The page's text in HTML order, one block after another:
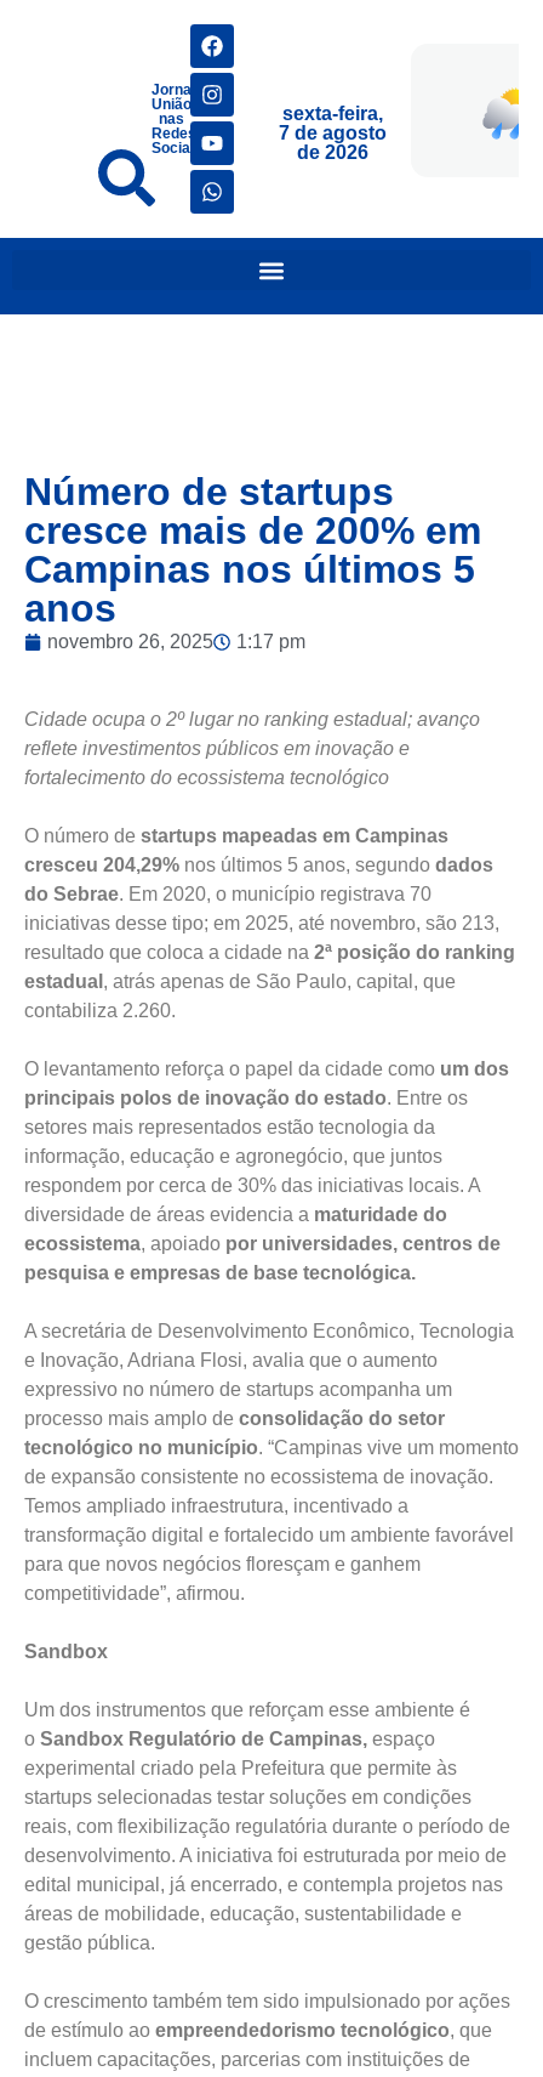
Jornais
União
nas
Redes
Sociais
sexta-feira,
7 de agosto
de 2026
Número de startups
cresce mais de 200% em
Campinas nos últimos 5
anos
novembro 26, 2025 1:17 pm
Cidade ocupa o 2º lugar no ranking estadual; avanço
reflete investimentos públicos em inovação e
fortalecimento do ecossistema tecnológico
O número de startups mapeadas em Campinas
cresceu 204,29% nos últimos 5 anos, segundo dados
do Sebrae. Em 2020, o município registrava 70
iniciativas desse tipo; em 2025, até novembro, são 213,
resultado que coloca a cidade na 2ª posição do ranking
estadual , atrás apenas de São Paulo, capital, que
contabiliza 2.260.
O levantamento reforça o papel da cidade como um dos
principais polos de inovação do estado. Entre os
setores mais representados estão tecnologia da
informação, educação e agronegócio, que juntos
respondem por cerca de 30% das iniciativas locais. A
diversidade de áreas evidencia a maturidade do
ecossistema, apoiado por universidades, centros de
pesquisa e empresas de base tecnológica.
A secretária de Desenvolvimento Econômico, Tecnologia
e Inovação, Adriana Flosi, avalia que o aumento
expressivo no número de startups acompanha um
processo mais amplo de consolidação do setor
tecnológico no município. “Campinas vive um momento
de expansão consistente no ecossistema de inovação.
Temos ampliado infraestrutura, incentivado a
transformação digital e fortalecido um ambiente favorável
para que novos negócios floresçam e ganhem
competitividade”, afirmou.
Sandbox
Um dos instrumentos que reforçam esse ambiente é
o Sandbox Regulatório de Campinas, espaço
experimental criado pela Prefeitura que permite às
startups selecionadas testar soluções em condições
reais, com flexibilização regulatória durante o período de
desenvolvimento. A iniciativa foi estruturada por meio de
edital municipal, já encerrado, e contempla projetos nas
áreas de mobilidade, educação, sustentabilidade e
gestão pública.
O crescimento também tem sido impulsionado por ações
de estímulo ao empreendedorismo tecnológico, que
incluem capacitações, parcerias com instituições de